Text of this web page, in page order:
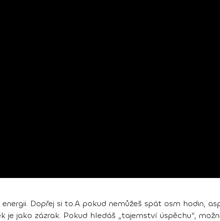
Dopřej si to.A pokud nemůžeš spát osm hodin,
je jako zázrak. Pokud hledáš „tajemství úspěchu“,